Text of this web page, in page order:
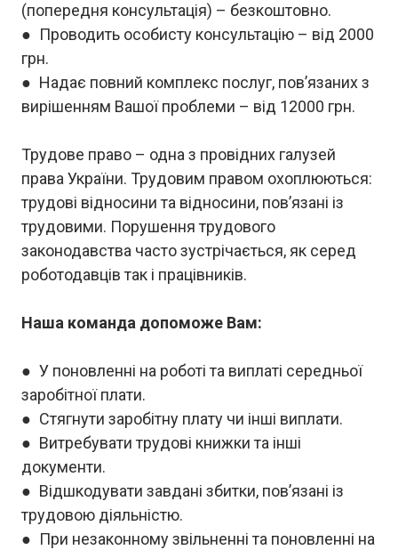
(попередня консультація) – безкоштовно.
● Проводить особисту консультацію – від 2000
грн.
● Надає повний комплекс послуг, пов’язаних з
вирішенням Вашої проблеми – від 12000 грн.
Трудове право – одна з провідних галузей
права України. Трудовим правом охоплюються:
трудові відносини та відносини, пов’язані із
трудовими. Порушення трудового
законодавства часто зустрічається, як серед
роботодавців так і працівників.
Наша команда допоможе Вам:
● У поновленні на роботі та виплаті середньої
заробітної плати.
● Стягнути заробітну плату чи інші виплати.
● Витребувати трудові книжки та інші
документи.
● Відшкодувати завдані збитки, пов’язані із
трудовою діяльністю.
● При незаконному звільненні та поновленні на